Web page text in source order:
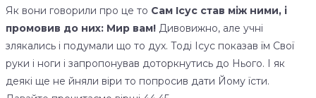
Як вони говорили про це то Сам Ісус став між ними, і
промовив до них: Мир вам! Дивовижно, але учні
злякались і подумали що то дух. Тоді Ісус показав їм Свої
руки і ноги і запропонував доторкнутись до Нього. І як
деякі ще не йняли віри то попросив дати Йому їсти.